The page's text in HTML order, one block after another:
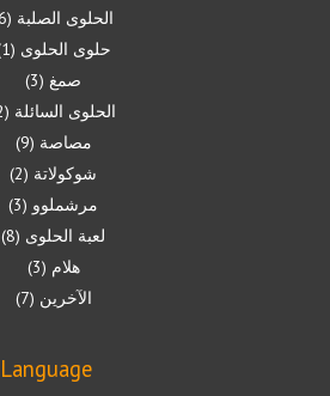
الحلوى الصلبة 6
حلوى الحلوى 1
صمغ 3
الحلوى السائلة 2
مصاصة 9
شوكولاتة 2
مرشملوو 3
لعبة الحلوى 8
هلام 3
الآخرين 7
Language